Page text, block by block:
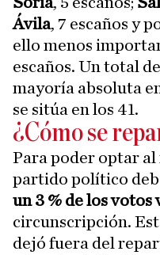
Ávila, 7 escaños y
ello menos
escaños. Un total de
mayoría absoluta
se sitúa en los 41.
¿Cómo se
Para poder optar al
partido político
un 3 % de los votos
circunscripción.
dejó fuera del